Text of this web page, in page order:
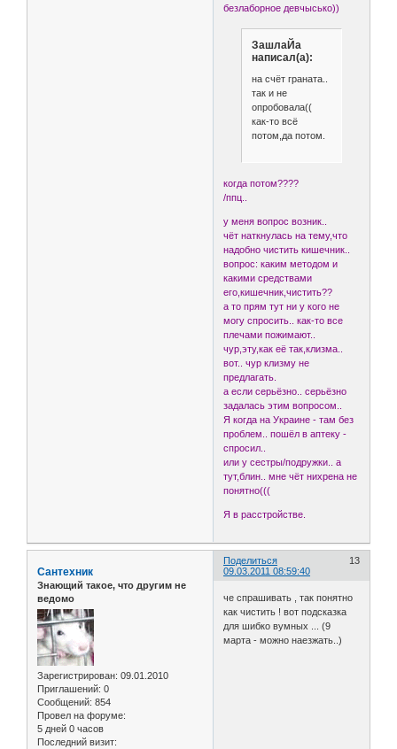
безлаборное девчысько))
ЗашлаЙа
написал(а):
на счёт граната..
так и не
опробовала((
как-то всё
потом,да потом.
когда потом????
/ппц..
у меня вопрос возник..
чёт наткнулась на тему,что
надобно чистить кишечник..
вопрос: каким методом и
какими средствами
его,кишечник,чистить??
а то прям тут ни у кого не
могу спросить.. как-то все
плечами пожимают..
чур,эту,как её так,клизма..
вот.. чур клизму не
предлагать.
а если серьёзно.. серьёзно
задалась этим вопросом..
Я когда на Украине - там без
проблем.. пошёл в аптеку -
спросил..
или у сестры/подружки.. а
тут,блин.. мне чёт нихрена не
понятно(((
Я в расстройстве.
Поделиться
13
09.03.2011 08:59:40
Сантехник
Знающий такое, что другим не
ведомо
Зарегистрирован: 09.01.2010
Приглашений: 0
Сообщений: 854
Провел на форуме:
5 дней 0 часов
Последний визит:
че спрашивать , так понятно
как чистить ! вот подсказка
для шибко вумных ... (9
марта - можно наезжать..)